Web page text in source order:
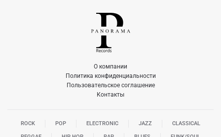
О компании
Политика конфиденциальности
Пользовательское соглашение
Контакты
ROCK POP ELECTRONIC JAZZ CLASSICAL